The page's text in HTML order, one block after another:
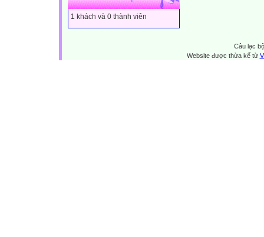
1 khách và 0 thành viên
Câu lạc
Website được thừa kế từ